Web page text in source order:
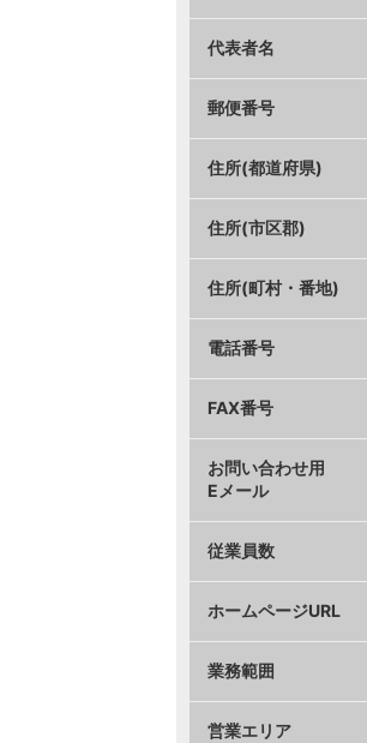
代表者名
郵便番号
住所(都道府県)
住所(市区郡)
住所(町村・番地)
電話番号
FAX番号
お問い合わせ用
Eメール
従業員数
ホームページURL
業務範囲
営業エリア